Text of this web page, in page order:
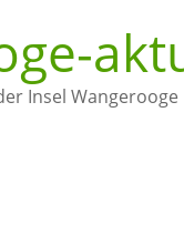
Insel Wangerooge